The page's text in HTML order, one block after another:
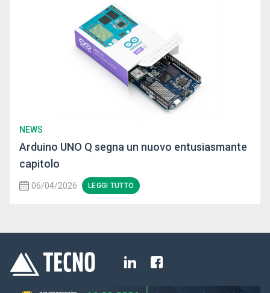
NEWS
Arduino UNO Q segna un nuovo entusiasmante
capitolo
06/04/2026 LEGGI TUTTO